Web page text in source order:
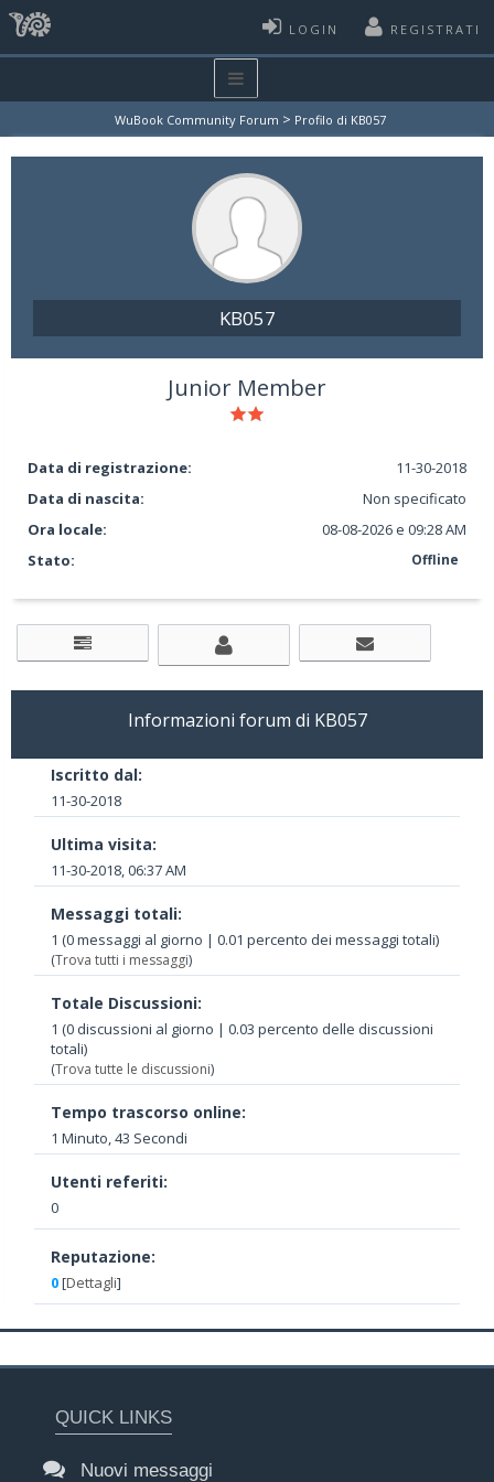
LOGIN REGISTRATI
WuBook Community Forum > Profilo di KB057
KB057
Junior Member
Data di registrazione:
11-30-2018
Data di nascita:
Non specificato
Ora locale:
08-08-2026 e 09:28 AM
Stato:
Offline
Informazioni forum di KB057
Iscritto dal:
11-30-2018
Ultima visita:
11-30-2018, 06:37 AM
Messaggi totali:
1 (0 messaggi al giorno | 0.01 percento dei messaggi totali)
(Trova tutti i messaggi)
Totale Discussioni:
1 (0 discussioni al giorno | 0.03 percento delle discussioni
totali)
(Trova tutte le discussioni)
Tempo trascorso online:
1 Minuto, 43 Secondi
Utenti referiti:
0
Reputazione:
0[Dettagli]
QUICK LINKS
Nuovi messaggi